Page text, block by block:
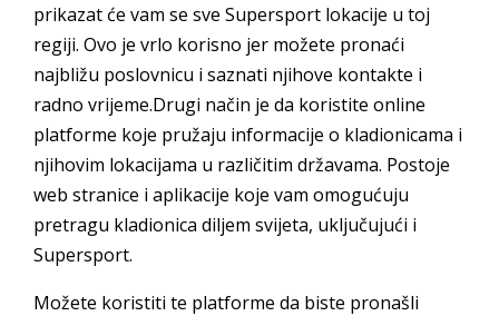
prikazat će vam se sve Supersport lokacije u toj
regiji. Ovo je vrlo korisno jer možete pronaći
najbližu poslovnicu i saznati njihove kontakte i
radno vrijeme.Drugi način je da koristite online
platforme koje pružaju informacije o kladionicama i
njihovim lokacijama u različitim državama. Postoje
web stranice i aplikacije koje vam omogućuju
pretragu kladionica diljem svijeta, uključujući i
Supersport.
Možete koristiti te platforme da biste pronašli